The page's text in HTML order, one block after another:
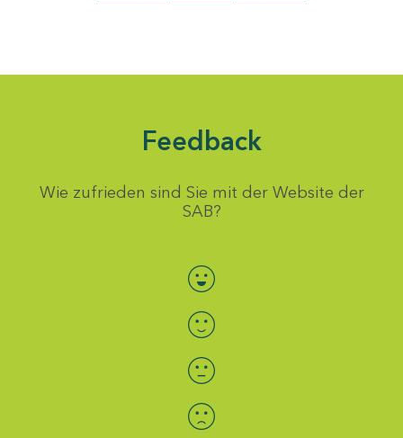
Feedback
Wie zufrieden sind Sie mit der Website der
SAB?
Bewertung auswählen